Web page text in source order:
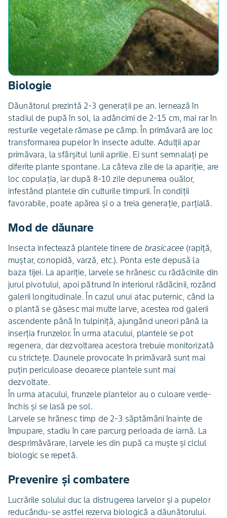
Biologie
Dăunătorul prezintă 2-3 generaţii pe an. Iernează în
stadiul de pupă în sol, la adâncimi de 2-15 cm, mai rar în
resturile vegetale rămase pe câmp. În primăvară are loc
transformarea pupelor în insecte adulte. Adulţii apar
primăvara, la sfârşitul lunii aprilie. Ei sunt semnalaţi pe
diferite plante spontane. La câteva zile de la apariţie, are
loc copulaţia, iar după 8-10 zile depunerea ouălor,
infestând plantele din culturile timpurii. În condiţii
favorabile, poate apărea şi o a treia generaţie, parţială.
Mod de dăunare
Insecta infectează plantele tinere de brasicacee (rapiţă,
muştar, conopidă, varză, etc.). Ponta este depusă la
baza tijei. La apariţie, larvele se hrănesc cu rădăcinile din
jurul pivotului, apoi pătrund în interiorul rădăcinii, rozând
galerii longitudinale. În cazul unui atac puternic, când la
o plantă se găsesc mai multe larve, acestea rod galerii
ascendente până în tulpiniţă, ajungând uneori până la
inserţia frunzelor. În urma atacului, plantele se pot
regenera, dar dezvoltarea acestora trebuie monitorizată
cu stricteţe. Daunele provocate în primăvară sunt mai
puţin periculoase deoarece plantele sunt mai
dezvoltate.
În urma atacului, frunzele plantelor au o culoare verde-
închis şi se lasă pe sol.
Larvele se hrănesc timp de 2-3 săptămâni înainte de
împupare, stadiu în care parcurg perioada de iarnă. La
desprimăvărare, larvele ies din pupă ca muşte şi ciclul
biologic se repetă.
Prevenire şi combatere
Lucrările solului duc la distrugerea larvelor şi a pupelor
reducându-se astfel rezerva biologică a dăunătorului.